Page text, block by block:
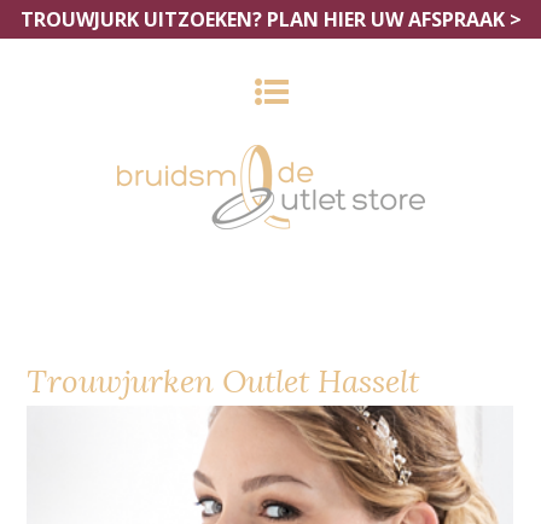
TROUWJURK UITZOEKEN? PLAN HIER UW AFSPRAAK >
Trouwjurken Outlet Hasselt